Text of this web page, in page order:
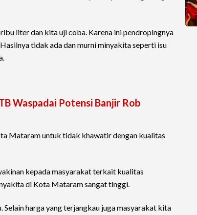
liter dan kita uji coba. Karena ini pendropingnya
tidak ada dan murni minyakita seperti isu
Waspadai Potensi Banjir Rob
Mataram untuk tidak khawatir dengan kualitas
kepada masyarakat terkait kualitas
di Kota Mataram sangat tinggi.
harga yang terjangkau juga masyarakat kita